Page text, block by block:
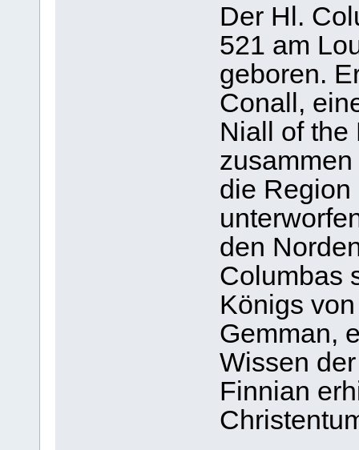
Der Hl.
521 am
geboren.
Conall,
Niall of the
die
den
Columbas
Königs
Gemman,
Wissen
Finnian